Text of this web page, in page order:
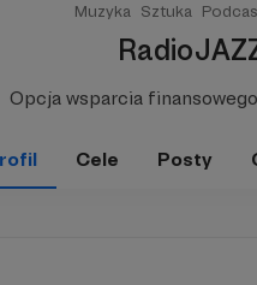
Muzyka Sztuka
Opcja wsparcia
Cele Posty